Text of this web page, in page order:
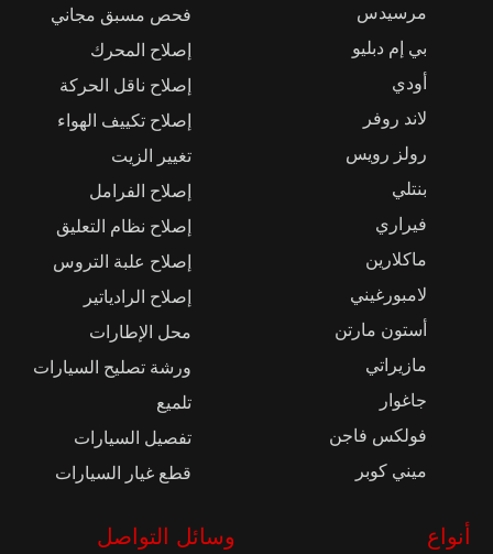
مرسيدس
بي إم دبليو
أودي
لاند روفر
رولز رويس
بنتلي
فيراري
ماكلارين
لامبورغيني
أستون مارتن
مازيراتي
جاغوار
فولكس فاجن
ميني كوبر
فحص مسبق مجاني
إصلاح المحرك
إصلاح ناقل الحركة
إصلاح تكييف الهواء
تغيير الزيت
إصلاح الفرامل
إصلاح نظام التعليق
إصلاح علبة التروس
إصلاح الرادياتير
محل الإطارات
ورشة تصليح السيارات
تلميع
تفصيل السيارات
قطع غيار السيارات
أنواع
وسائل التواصل